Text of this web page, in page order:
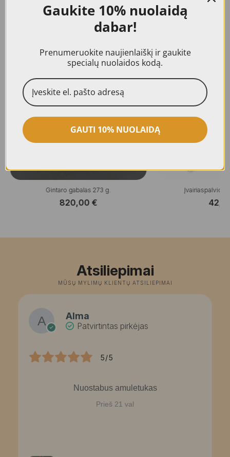
Panašūs produktai
Gintaro gabalas 273 g.
820,00 €
Įvairiaspalvio
Atsiliepimai
MŪSŲ MYLIMŲ KLIENTŲ ATSILIEPIMAI
Alma
Patvirtintas pirkėjas
5/5
Nuostabus amuletukas
Prieš 21 val
Gaukite 10% nuolaidą
dabar!
Prenumeruokite naujienlaiškį ir gaukite
specialų nuolaidos kodą.
GAUTI 10% NUOLAIDĄ